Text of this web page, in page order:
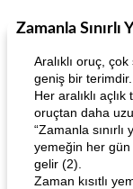
Zamanla Sınırlı
Aralıklı oruç,
geniş bir terimdir.
Her aralıklı
oruçtan daha
“Zamanla sınırlı
yemeğin her gün
gelir (2).
Zaman kısıtlı